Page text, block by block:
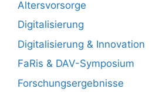
Altersvorsorge
Digitalisierung
Digitalisierung & Innovation
FaRis & DAV-Symposium
Forschungsergebnisse